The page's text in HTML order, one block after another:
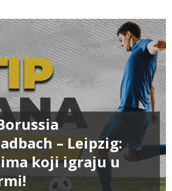
– Leipzig:
koji igraju u